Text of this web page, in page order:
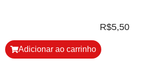
R$5,50
Adicionar ao carrinho